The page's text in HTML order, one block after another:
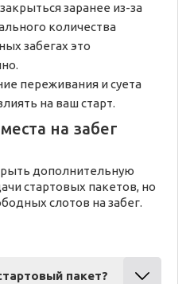
заранее из-за
количества
забегах это
переживания и суета
на ваш старт.
на забег
дополнительную
стартовых пакетов, но
слотов на забег.
пакет?